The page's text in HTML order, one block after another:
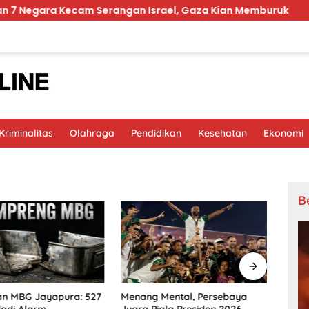
Kecam Serangan Israel, Gaza Kian Memburuk
Olahraga Pendidikan Kesehatan Ekonomi
MBG Jayapura: 527
Menang Mental, Persebaya